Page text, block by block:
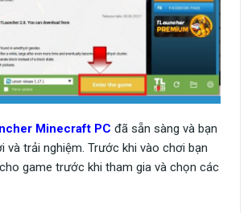
Minecraft PC đã sẵn sàng và bạn
và trải nghiệm. Trước khi vào chơi bạn
game trước khi tham gia và chọn các